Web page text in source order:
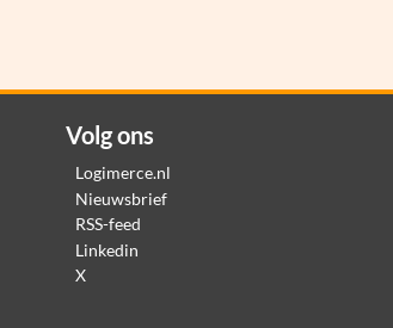
Volg ons
Logimerce.nl
Nieuwsbrief
RSS-feed
Linkedin
X